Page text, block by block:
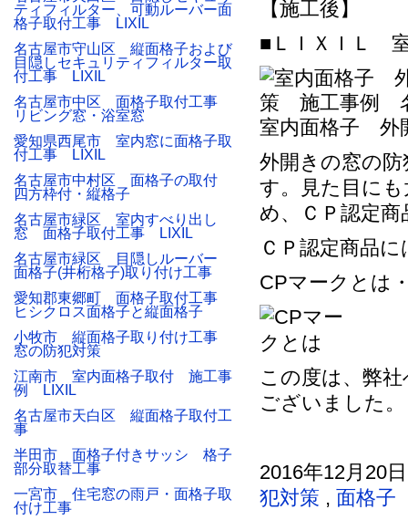
【施工後】
■ＬＩＸＩＬ
室内面格子 外
外開きの窓の
す。見た目に
め、ＣＰ認定
ＣＰ認定商品
CPマークとは
この度は、弊
ございました。
2016年12月20
犯対策 , 面格子
ティフィルター、可動ルーバー面
格子取付工事 LIXIL
名古屋市守山区 縦面格子および
目隠しセキュリティフィルター取
付工事 LIXIL
名古屋市中区 面格子取付工事
リビング窓・浴室窓
愛知県西尾市 室内窓に面格子取
付工事 LIXIL
名古屋市中村区 面格子の取付
四方枠付・縦格子
名古屋市緑区 室内すべり出し
窓 面格子取付工事 LIXIL
名古屋市緑区 目隠しルーバー
面格子(井桁格子)取り付け工事
愛知郡東郷町 面格子取付工事
ヒシクロス面格子と縦面格子
小牧市 縦面格子取り付け工事
窓の防犯対策
江南市 室内面格子取付 施工事
例 LIXIL
名古屋市天白区 縦面格子取付工
事
半田市 面格子付きサッシ 格子
部分取替工事
一宮市 住宅窓の雨戸・面格子取
付け工事